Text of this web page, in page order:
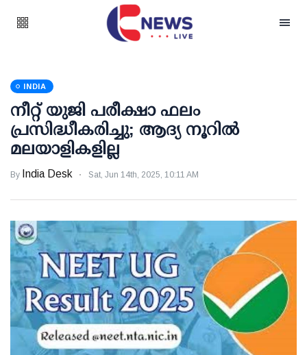
INDIA
നീറ്റ് യുജി പരീക്ഷാ ഫലം
പ്രസിദ്ധീകരിച്ചു; ആദ്യ നൂറില്‍
മലയാളികളില്ല
By India Desk Sat, Jun 14th, 2025, 10:11 AM